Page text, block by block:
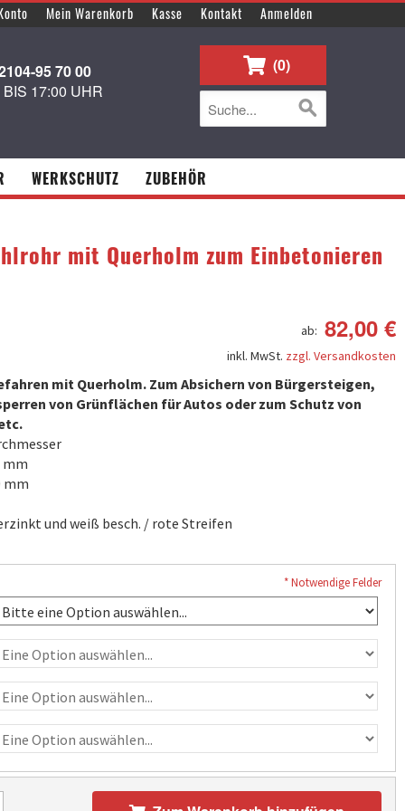
Mein Warenkorb Kasse Kontakt Anmelden
95 70 00
17:00 UHR
0
WERKSCHUTZ ZUBEHÖR
mit Querholm zum Einbetonieren
ab: 82,00 €
inkl. MwSt. zzgl. Versandkosten
mit Querholm. Zum Absichern von Bürgersteigen,
von Grünflächen für Autos oder zum Schutz von
mm
mm
und weiß besch. / rote Streifen
* Notwendige Felder